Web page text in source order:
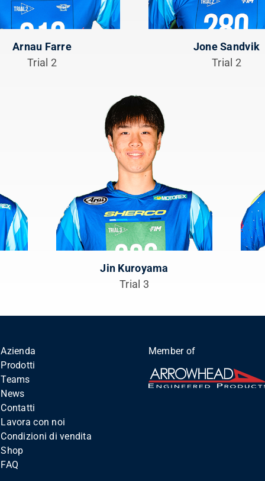
Arnau Farre
Trial 2
Jone Sandvik
Trial 2
Jin Kuroyama
Trial 3
Azienda
Prodotti
Teams
News
Contatti
Lavora con noi
Condizioni di vendita
Shop
FAQ
Member of